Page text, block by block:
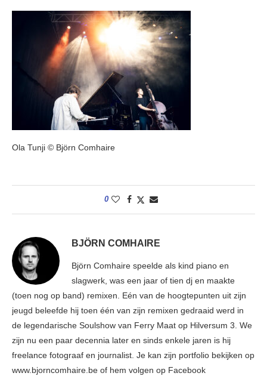
Ola Tunji © Björn Comhaire
0
BJÖRN COMHAIRE
Björn Comhaire speelde als kind piano en
slagwerk, was een jaar of tien dj en maakte
(toen nog op band) remixen. Eén van de hoogtepunten uit zijn
jeugd beleefde hij toen één van zijn remixen gedraaid werd in
de legendarische Soulshow van Ferry Maat op Hilversum 3. We
zijn nu een paar decennia later en sinds enkele jaren is hij
freelance fotograaf en journalist. Je kan zijn portfolio bekijken op
www.bjorncomhaire.be of hem volgen op Facebook